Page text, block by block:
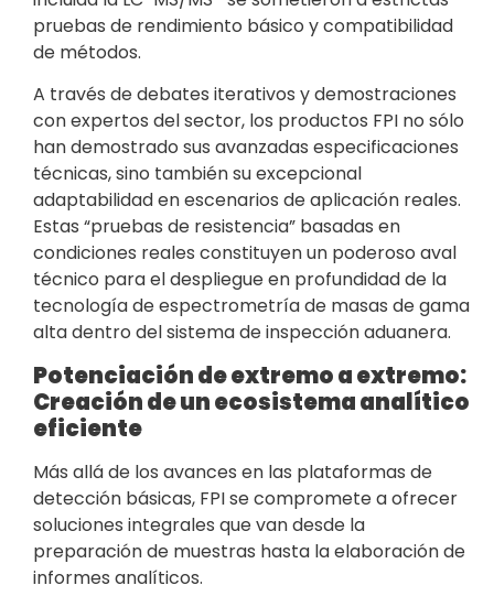
pruebas de rendimiento básico y compatibilidad
de métodos.
A través de debates iterativos y demostraciones
con expertos del sector, los productos FPI no sólo
han demostrado sus avanzadas especificaciones
técnicas, sino también su excepcional
adaptabilidad en escenarios de aplicación reales.
Estas “pruebas de resistencia” basadas en
condiciones reales constituyen un poderoso aval
técnico para el despliegue en profundidad de la
tecnología de espectrometría de masas de gama
alta dentro del sistema de inspección aduanera.
Potenciación de extremo a extremo:
Creación de un ecosistema analítico
eficiente
Más allá de los avances en las plataformas de
detección básicas, FPI se compromete a ofrecer
soluciones integrales que van desde la
preparación de muestras hasta la elaboración de
informes analíticos.